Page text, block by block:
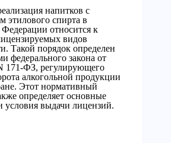
напитков с
этилового спирта в
относится к
видов
Такой порядок определен
федерального закона от
171-ФЗ, регулирующего
алкогольной продукции
Этот нормативный
определяет основные
выдачи лицензий.